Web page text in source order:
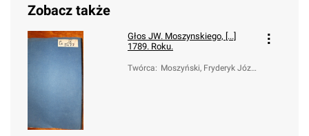
Zobacz także
Głos JW. Moszynskiego, [...]
1789. Roku.
Twórca: Moszyński, Fryderyk Józe